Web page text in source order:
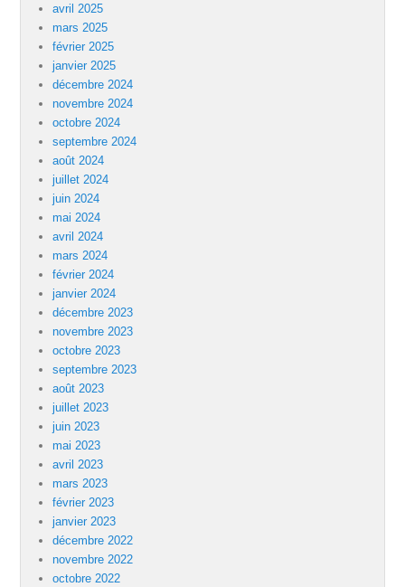
avril 2025
mars 2025
février 2025
janvier 2025
décembre 2024
novembre 2024
octobre 2024
septembre 2024
août 2024
juillet 2024
juin 2024
mai 2024
avril 2024
mars 2024
février 2024
janvier 2024
décembre 2023
novembre 2023
octobre 2023
septembre 2023
août 2023
juillet 2023
juin 2023
mai 2023
avril 2023
mars 2023
février 2023
janvier 2023
décembre 2022
novembre 2022
octobre 2022